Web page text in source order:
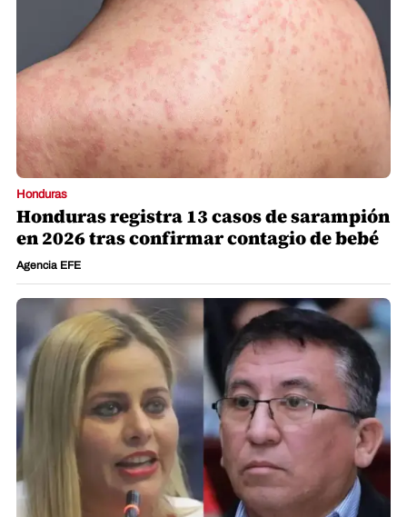
Honduras
Honduras registra 13 casos de sarampión
en 2026 tras confirmar contagio de bebé
Agencia EFE